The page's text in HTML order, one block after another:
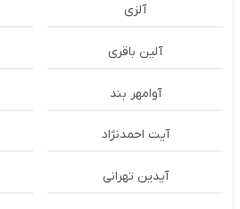
آلزی
آلین باقری
آوامهر بند
آیت احمدنژاد
آیدین تهرانی